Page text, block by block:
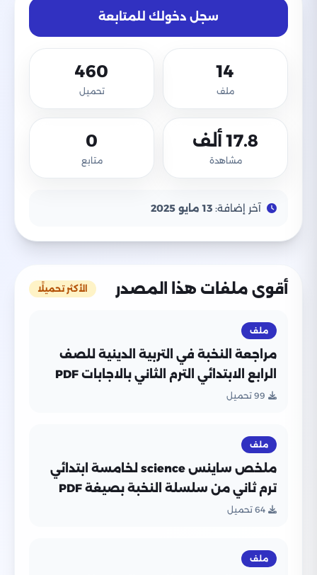
سجل دخولك للمتابعة
14
ملف
460
تحميل
17.8 ألف
مشاهدة
0
متابع
آخر إضافة: 13 مايو 2025
أقوى ملفات هذا المصدر الأكثر تحميلًا
ملف
مراجعة النخبة في التربية الدينية للصف
الرابع الابتدائي الترم الثاني بالاجابات PDF
99 تحميل
ملف
ملخص ساينس science لخامسة ابتدائي
ترم ثاني من سلسلة النخبة بصيغة PDF
64 تحميل
ملف